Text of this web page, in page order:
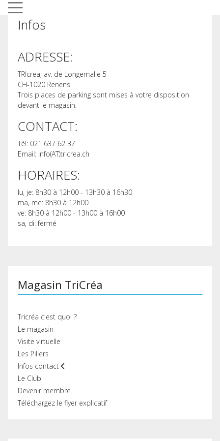
Mobile Menu Toggle
Infos
ADRESSE:
TRIcrea, av. de Longemalle 5
CH-1020 Renens
Trois places de parking sont mises à votre disposition
devant le magasin.
CONTACT:
Tél: 021 637 62 37
Email: info(AT)tricrea.ch
HORAIRES:
lu, je: 8h30 à 12h00 - 13h30 à 16h30
ma, me: 8h30 à 12h00
ve: 8h30 à 12h00 - 13h00 à 16h00
sa, di: fermé
Magasin TriCréa
Tricréa c'est quoi ?
Le magasin
Visite virtuelle
Les Piliers
Infos contact
Le Club
Devenir membre
Téléchargez le flyer explicatif